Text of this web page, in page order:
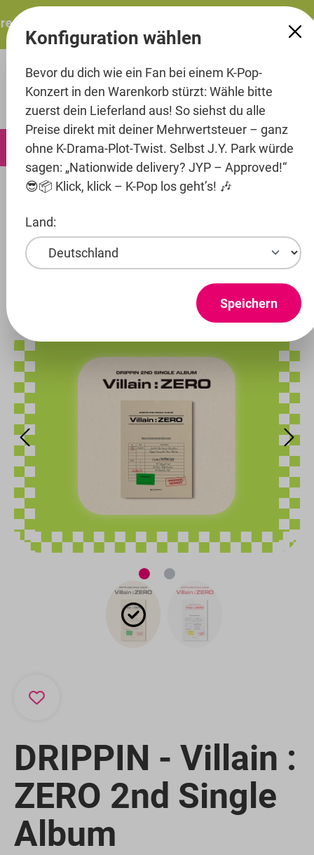
springen
ITZY – ITZY 3RD WORLD TOUR “TUNNEL
0
Music CD's
Artist
Bildergalerie überspringen
DRIPPIN - Villain :
ZERO 2nd Single
Album
Konfiguration wählen
Bevor du dich wie ein Fan bei einem K-Pop-
Konzert in den Warenkorb stürzt: Wähle bitte
zuerst dein Lieferland aus! So siehst du alle
Preise direkt mit deiner Mehrwertsteuer – ganz
ohne K-Drama-Plot-Twist. Selbst J.Y. Park würde
sagen: „Nationwide delivery? JYP – Approved!“
😎📦 Klick, klick – K-Pop los geht’s! 🎶
Land:
Speichern